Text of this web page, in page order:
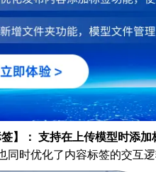
】： 支持在上传模型时添
同时优化了内容标签的交互